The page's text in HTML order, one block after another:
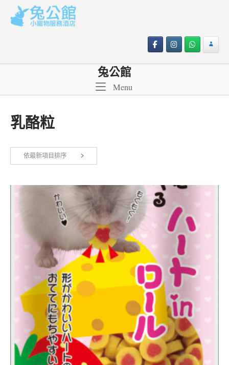
content
兔公館
MenuMenu
乳酪粒
依最新項目排序